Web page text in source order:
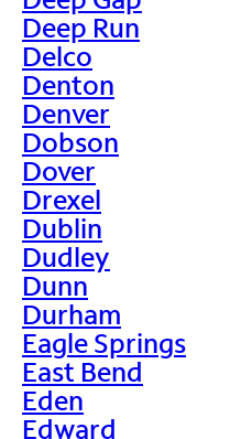
Deep Run
Delco
Denton
Denver
Dobson
Dover
Drexel
Dublin
Dudley
Dunn
Durham
Eagle Springs
East Bend
Eden
Edward